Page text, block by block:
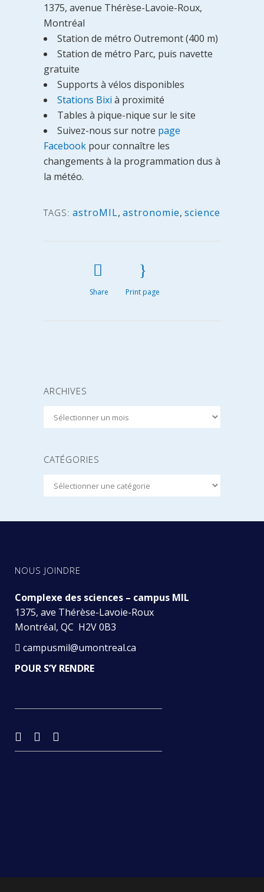
1375, avenue Thérèse-Lavoie-Roux,
Montréal
Station de métro Outremont (400 m)
Station de métro Parc, puis navette
gratuite
Supports à vélos disponibles
Stations Bixi à proximité
Tables à pique-nique sur le site
Suivez-nous sur notre page
Facebook pour connaître les
changements à la programmation dus à
la météo.
TAGS: astroMIL, astronomie, science
Share Print page
ARCHIVES
Archives
CATÉGORIES
Catégories
NOUS JOINDRE
Complexe des sciences – campus MIL
1375, ave Thérèse-Lavoie-Roux
Montréal, QC H2V 0B3
campusmil@umontreal.ca
POUR S’Y RENDRE